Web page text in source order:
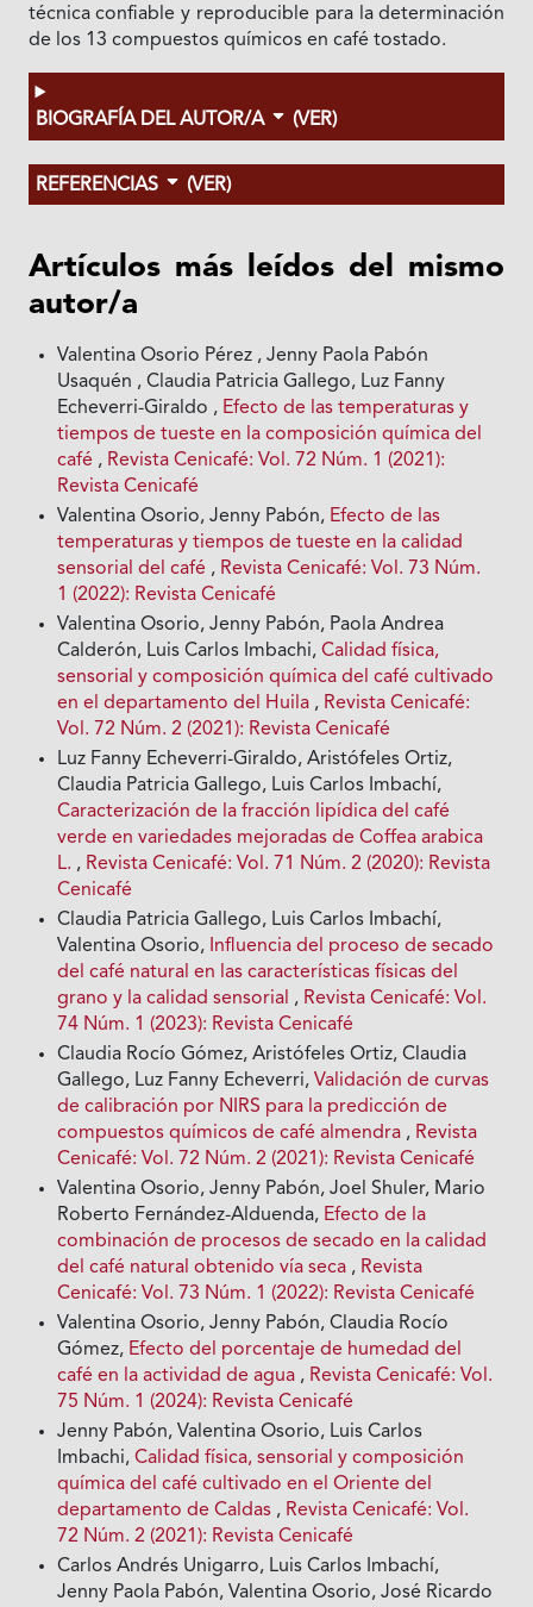
técnica confiable y reproducible para la determinación
de los 13 compuestos químicos en café tostado.
BIOGRAFÍA DEL AUTOR/A (VER)
REFERENCIAS (VER)
Artículos más leídos del mismo
autor/a
Valentina Osorio Pérez , Jenny Paola Pabón
Usaquén , Claudia Patricia Gallego, Luz Fanny
Echeverri-Giraldo , Efecto de las temperaturas y
tiempos de tueste en la composición química del
café , Revista Cenicafé: Vol. 72 Núm. 1 (2021):
Revista Cenicafé
Valentina Osorio, Jenny Pabón, Efecto de las
temperaturas y tiempos de tueste en la calidad
sensorial del café , Revista Cenicafé: Vol. 73 Núm.
1 (2022): Revista Cenicafé
Valentina Osorio, Jenny Pabón, Paola Andrea
Calderón, Luis Carlos Imbachi,Calidad física,
sensorial y composición química del café cultivado
en el departamento del Huila , Revista Cenicafé:
Vol. 72 Núm. 2 (2021): Revista Cenicafé
Luz Fanny Echeverri-Giraldo, Aristófeles Ortiz,
Claudia Patricia Gallego, Luis Carlos Imbachí,
Caracterización de la fracción lipídica del café
verde en variedades mejoradas de Coffea arabica
L. , Revista Cenicafé: Vol. 71 Núm. 2 (2020): Revista
Cenicafé
Claudia Patricia Gallego, Luis Carlos Imbachí,
Valentina Osorio, Influencia del proceso de secado
del café natural en las características físicas del
grano y la calidad sensorial , Revista Cenicafé: Vol.
74 Núm. 1 (2023): Revista Cenicafé
Claudia Rocío Gómez, Aristófeles Ortiz, Claudia
Gallego, Luz Fanny Echeverri,Validación de curvas
de calibración por NIRS para la predicción de
compuestos químicos de café almendra , Revista
Cenicafé: Vol. 72 Núm. 2 (2021): Revista Cenicafé
Valentina Osorio, Jenny Pabón, Joel Shuler, Mario
Roberto Fernández-Alduenda, Efecto de la
combinación de procesos de secado en la calidad
del café natural obtenido vía seca , Revista
Cenicafé: Vol. 73 Núm. 1 (2022): Revista Cenicafé
Valentina Osorio, Jenny Pabón, Claudia Rocío
Gómez, Efecto del porcentaje de humedad del
café en la actividad de agua , Revista Cenicafé: Vol.
75 Núm. 1 (2024): Revista Cenicafé
Jenny Pabón, Valentina Osorio, Luis Carlos
Imbachi,Calidad física, sensorial y composición
química del café cultivado en el Oriente del
departamento de Caldas , Revista Cenicafé: Vol.
72 Núm. 2 (2021): Revista Cenicafé
Carlos Andrés Unigarro, Luis Carlos Imbachí,
Jenny Paola Pabón, Valentina Osorio, José Ricardo